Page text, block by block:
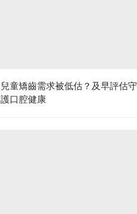
兒童矯齒需求被低估？及早評估守
護口腔健康